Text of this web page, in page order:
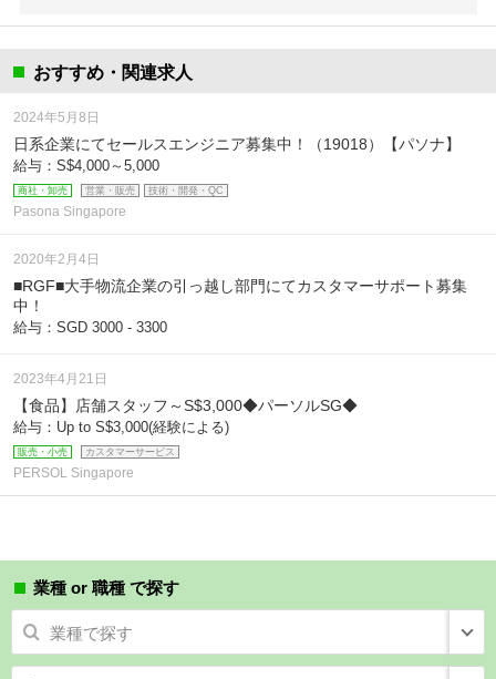
おすすめ・関連求人
日系企業にてセールスエンジニア募集中！（19018）【パソナ】
給与：S$4,000～5,000
商社・卸売 営業・販売 技術・開発・QC
2024年5月8日
Pasona Singapore
■RGF■大手物流企業の引っ越し部門にてカスタマーサポート募集
中！
給与：SGD 3000 - 3300
2020年2月4日
【食品】店舗スタッフ～S$3,000◆パーソルSG◆
給与：Up to S$3,000(経験による)
販売・小売 カスタマーサービス
2023年4月21日
PERSOL Singapore
業種 or 職種 で探す
業種で探す